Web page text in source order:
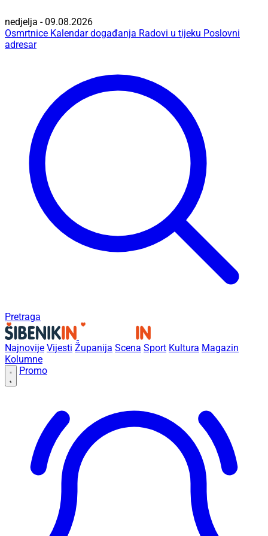
nedjelja - 09.08.2026
Osmrtnice Kalendar događanja Radovi u tijeku Poslovni
adresar
Pretraga
Najnovije Vijesti Županija Scena Sport Kultura Magazin
Kolumne
Promo